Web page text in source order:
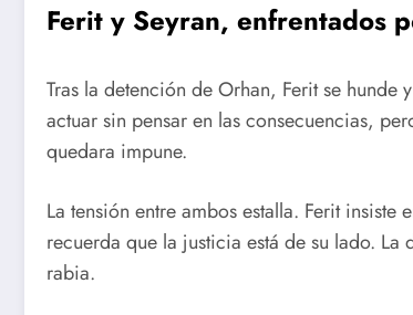
Ferit y Seyran, enfrentados
Tras la detención de Orhan, Ferit se
actuar sin pensar en las consecuencias,
quedara impune.
La tensión entre ambos estalla. Ferit
recuerda que la justicia está de su lado.
rabia.